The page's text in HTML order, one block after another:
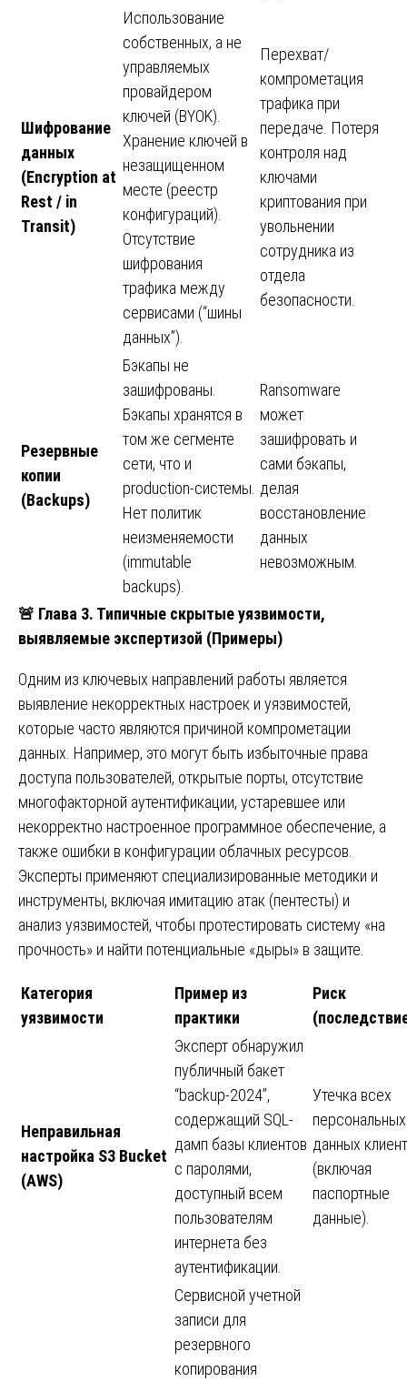
Шифрование
данных
(Encryption at
Rest / in
Transit)
Использование
собственных, а не
управляемых
провайдером
ключей (BYOK).
Хранение ключей в
незащищенном
месте (реестр
конфигураций).
Отсутствие
шифрования
трафика между
сервисами (“шины
данных”).
Перехват/
компрометация
трафика при
передаче. Потеря
контроля над
ключами
криптования при
увольнении
сотрудника из
отдела
безопасности.
Резервные
копии
(Backups)
Бэкапы не
зашифрованы.
Бэкапы хранятся в
том же сегменте
сети, что и
production-системы.
Нет политик
неизменяемости
(immutable
backups).
Ransomware
может
зашифровать и
сами бэкапы,
делая
восстановление
данных
невозможным.
🚨 Глава 3. Типичные скрытые уязвимости,
выявляемые экспертизой (Примеры)
Одним из ключевых направлений работы является
выявление некорректных настроек и уязвимостей,
которые часто являются причиной компрометации
данных. Например, это могут быть избыточные права
доступа пользователей, открытые порты, отсутствие
многофакторной аутентификации, устаревшее или
некорректно настроенное программное обеспечение, а
также ошибки в конфигурации облачных ресурсов.
Эксперты применяют специализированные методики и
инструменты, включая имитацию атак (пентесты) и
анализ уязвимостей, чтобы протестировать систему «на
прочность» и найти потенциальные «дыры» в защите.
Категория
уязвимости
Пример из
практики
Риск
Неправильная
настройка S3 Bucket
(AWS)
Эксперт обнаружил
публичный бакет
“backup-2024”,
содержащий SQL-
дамп базы клиентов
с паролями,
доступный всем
пользователям
интернета без
аутентификации.
Утечка всех
персональных
данных
(включая
паспортные
данные).
Сервисной учетной
записи для
резервного
копирования